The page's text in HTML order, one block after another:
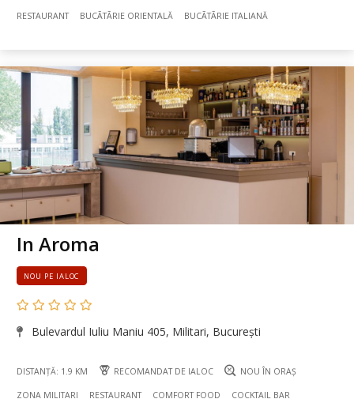
RESTAURANT BUCÃTÃRIE ORIENTALĂ BUCÃTÃRIE ITALIANĂ
In Aroma
NOU PE IALOC
Bulevardul Iuliu Maniu 405, Militari, București
DISTANȚĂ: 1.9 KM RECOMANDAT DE IALOC NOU ÎN ORAȘ
ZONA MILITARI RESTAURANT COMFORT FOOD COCKTAIL BAR